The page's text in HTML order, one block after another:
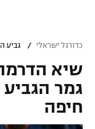
גביע הטוטו
ליגיונרים
ליגת האלופות
ליגה אירופית
ליגה אנגלית
כדורסל ישראלי
ליגת ווינר סל
כדורסל עולמי
כדורגל ישראלי / גביע
שיא
חיפה